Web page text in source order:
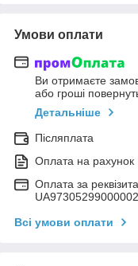
Умови оплати
Ви отримаєте
або гроші
Детальніше
Післяплата
Оплата на рахунок
Оплата за
Всі умови оплати